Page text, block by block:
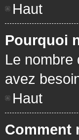
Haut
Pourquoi
Le nombre
avez
Haut
Comment